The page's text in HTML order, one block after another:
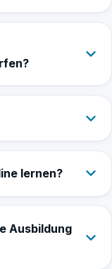
lernen?
Ausbildung